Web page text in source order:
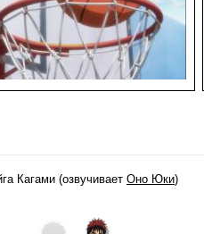
Кагами (озвучивает Оно Юки)